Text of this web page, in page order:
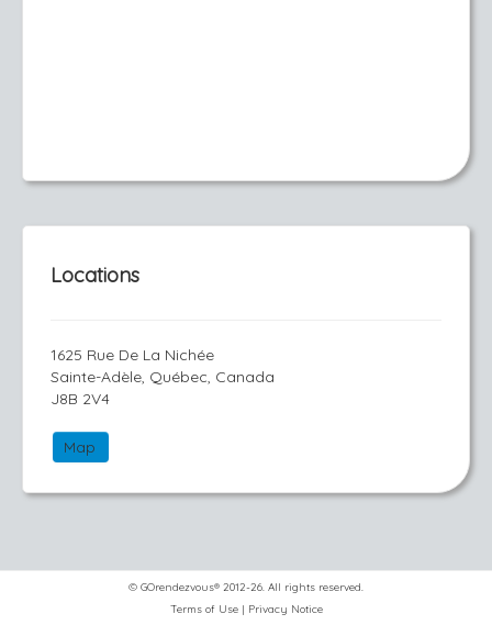
Locations
1625 Rue De La Nichée
Sainte-Adèle, Québec, Canada
J8B 2V4
Map
© GOrendezvous® 2012-26. All rights reserved.
Terms of Use| Privacy Notice